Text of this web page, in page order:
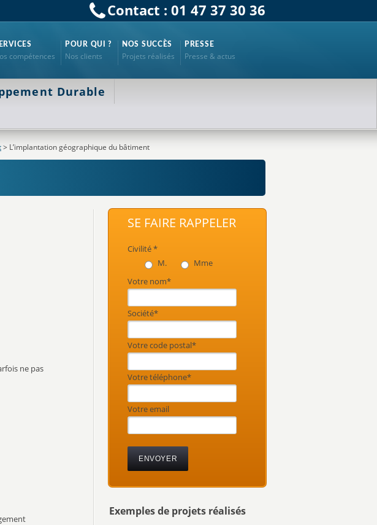
Contact : 01 47 37 30 36
compétences
POUR QUI ?
Nos clients
NOS SUCCÈS
Projets réalisés
PRESSE
Presse & actus
Durable
> L’implantation géographique du bâtiment
ne pas
SE FAIRE RAPPELER
Civilité *
M.
Mme
Votre nom*
Société*
Votre code postal*
Votre téléphone*
Votre email
Exemples de projets réalisés